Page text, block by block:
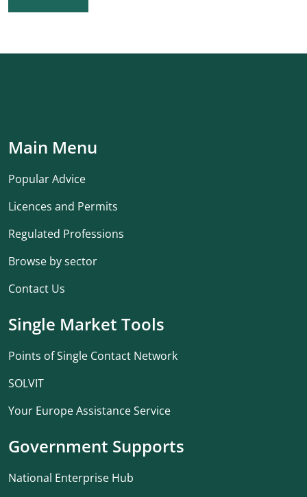
Main Menu
Popular Advice
Licences and Permits
Regulated Professions
Browse by sector
Contact Us
Single Market Tools
Points of Single Contact Network
SOLVIT
Your Europe Assistance Service
Government Supports
National Enterprise Hub